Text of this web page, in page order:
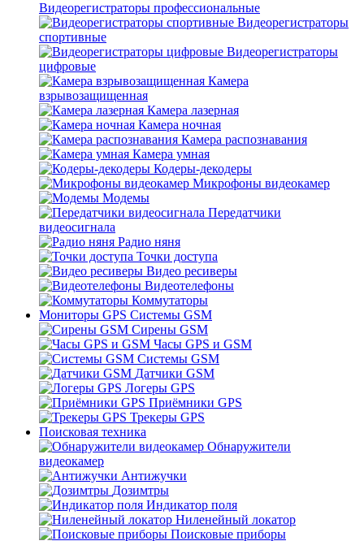
Видеорегистраторы профессиональные
Видеорегистраторы
спортивные
Видеорегистраторы
цифровые
Камера
взрывозащищенная
Камера лазерная
Камера ночная
Камера распознавания
Камера умная
Кодеры-декодеры
Микрофоны видеокамер
Модемы
Передатчики
видеосигнала
Радио няня
Точки доступа
Видео ресиверы
Видеотелефоны
Коммутаторы
Мониторы GPS Системы GSM
Сирены GSM
Часы GPS и GSM
Системы GSM
Датчики GSM
Логеры GPS
Приёмники GPS
Трекеры GPS
Поисковая техника
Обнаружители
видеокамер
Антижучки
Дозимтры
Индикатор поля
Ниленейный локатор
Поисковые приборы